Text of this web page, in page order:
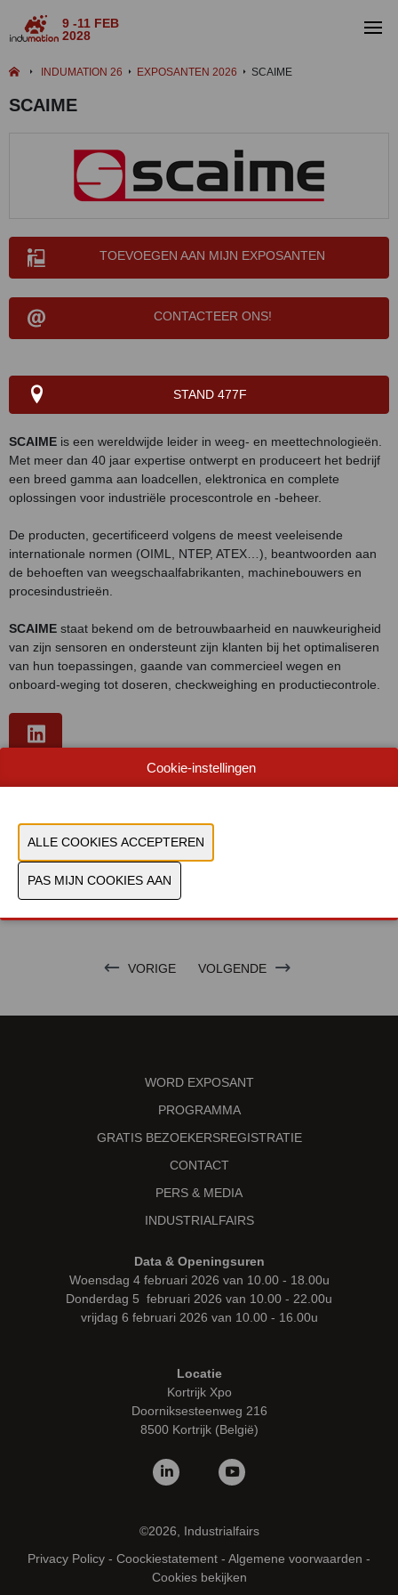
9 -11 FEB
2028
INDUMATION 26 EXPOSANTEN 2026 SCAIME
SCAIME
TOEVOEGEN AAN MIJN EXPOSANTEN
CONTACTEER ONS!
STAND 477F
SCAIME is een wereldwijde leider in weeg- en meettechnologieën.
Met meer dan 40 jaar expertise ontwerpt en produceert het bedrijf
een breed gamma aan loadcellen, elektronica en complete
oplossingen voor industriële procescontrole en -beheer.
De producten, gecertificeerd volgens de meest veeleisende
internationale normen (OIML, NTEP, ATEX…), beantwoorden aan
de behoeften van weegschaalfabrikanten, machinebouwers en
procesindustrieën.
SCAIME staat bekend om de betrouwbaarheid en nauwkeurigheid
van zijn sensoren en ondersteunt zijn klanten bij het optimaliseren
van hun toepassingen, gaande van commercieel wegen en
onboard-weging tot doseren, checkweighing en productiecontrole.
WEBSITE CATALOGUS
PRODUCTGROEP
FOTO'S
MERK
VORIGE VOLGENDE
WORD EXPOSANT
PROGRAMMA
GRATIS BEZOEKERSREGISTRATIE
CONTACT
PERS & MEDIA
INDUSTRIALFAIRS
Data & Openingsuren
Woensdag 4 februari 2026 van 10.00 - 18.00u
Donderdag 5 februari 2026 van 10.00 - 22.00u
vrijdag 6 februari 2026 van 10.00 - 16.00u
Locatie
Kortrijk Xpo
Doorniksesteenweg 216
8500 Kortrijk (België)
©2026, Industrialfairs
Privacy Policy - Coockiestatement - Algemene voorwaarden -
Cookies bekijken
Cookie-instellingen